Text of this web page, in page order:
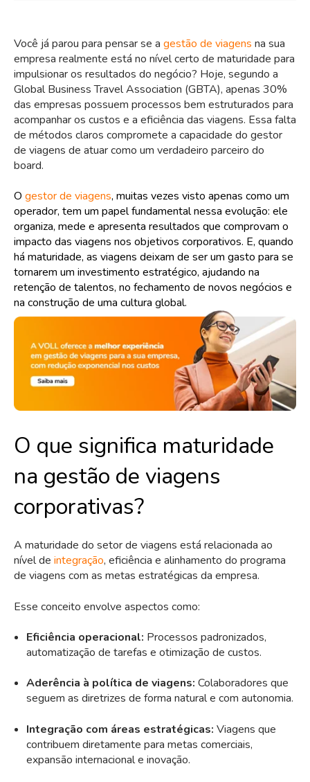
Você já parou para pensar se a gestão de viagens na sua
empresa realmente está no nível certo de maturidade para
impulsionar os resultados do negócio? Hoje, segundo a
Global Business Travel Association (GBTA), apenas 30%
das empresas possuem processos bem estruturados para
acompanhar os custos e a eficiência das viagens. Essa falta
de métodos claros compromete a capacidade do gestor
de viagens de atuar como um verdadeiro parceiro do
board.
O gestor de viagens, muitas vezes visto apenas como um
operador, tem um papel fundamental nessa evolução: ele
organiza, mede e apresenta resultados que comprovam o
impacto das viagens nos objetivos corporativos. E, quando
há maturidade, as viagens deixam de ser um gasto para se
tornarem um investimento estratégico, ajudando na
retenção de talentos, no fechamento de novos negócios e
na construção de uma cultura global.
O que significa maturidade
na gestão de viagens
corporativas?
A maturidade do setor de viagens está relacionada ao
nível de integração, eficiência e alinhamento do programa
de viagens com as metas estratégicas da empresa.
Esse conceito envolve aspectos como:
Eficiência operacional: Processos padronizados,
automatização de tarefas e otimização de custos.
Aderência à política de viagens: Colaboradores que
seguem as diretrizes de forma natural e com autonomia.
Integração com áreas estratégicas: Viagens que
contribuem diretamente para metas comerciais,
expansão internacional e inovação.